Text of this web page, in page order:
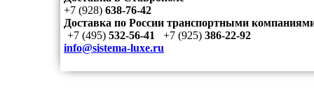
+7 (928) 638-76-42
Доставка по России транспортными
+7 (495) 532-56-41 +7 (925) 386-22-92
info@sistema-luxe.ru